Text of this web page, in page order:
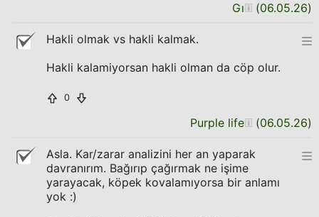
Gı (06.05.26)
Hakli olmak vs hakli kalmak.
Hakli kalamiyorsan hakli olman da cöp olur.
0
Purple life (06.05.26)
Asla. Kar/zarar analizini her an yaparak
davranırım. Bağırıp çağırmak ne işime
yarayacak, köpek kovalamıyorsa bir anlamı
yok :)